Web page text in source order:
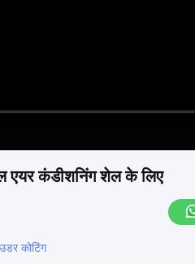
एयर कंडीशनिंग शेल के लिए
कोटिंग